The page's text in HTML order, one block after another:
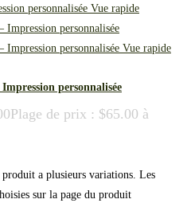
Vue rapide
Vue rapide
personnalisée
Plage de prix : $65.00 à
produit a plusieurs variations. Les
sur la page du produit